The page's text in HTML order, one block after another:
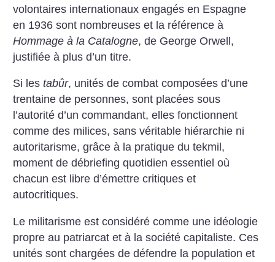
volontaires internationaux engagés en Espagne
en 1936 sont nombreuses et la référence à
Hommage à la Catalogne, de George Orwell,
justifiée à plus d’un titre.
Si lestabûr, unités de combat composées d’une
trentaine de personnes, sont placées sous
l’autorité d’un commandant, elles fonctionnent
comme des milices, sans véritable hiérarchie ni
autoritarisme, grâce à la pratique du tekmil,
moment de débriefing quotidien essentiel où
chacun est libre d’émettre critiques et
autocritiques.
Le militarisme est considéré comme une idéologie
propre au patriarcat et à la société capitaliste. Ces
unités sont chargées de défendre la population et